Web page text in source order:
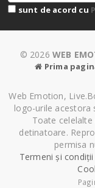
sunt de acord cu
© 2026 WEB
Prima
Web Emotion,
logo-urile acestora
Toate
detinatoare.
permisa
Termeni și condiții